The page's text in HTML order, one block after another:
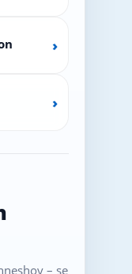
›
›
– se